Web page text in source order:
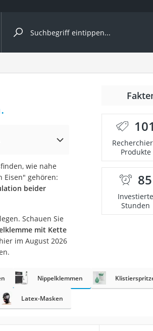
Kategorie
wie nahe
Eisen" gehören:
beider
Schauen Sie
mit Kette
im August 2026
101
Produkte
85
Investierte
Stunden
Nippelklemmen
Latex-Masken